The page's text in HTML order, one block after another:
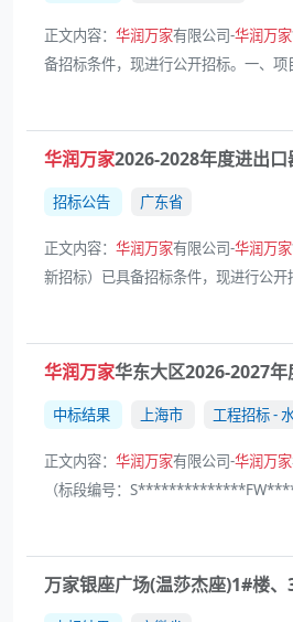
正文内容： 华润万家有限公司-华润万家
备招标条件，现进行公开招标。一、项
华润万家2026-2028年度进出
招标公告 广东省
正文内容： 华润万家有限公司-华润万家
新招标）已具备招标条件，现进行公开
华润万家华东大区2026-2027
中标结果 上海市 工程招标 -
正文内容： 华润万家有限公司-华润万家
（标段编号：
万家银座广场(温莎杰座)1#楼